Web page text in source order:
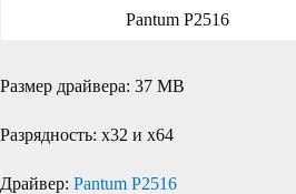
Pantum P2516
Размер драйвера: 37 MB
Разрядность: x32 и x64
Драйвер: Pantum P2516